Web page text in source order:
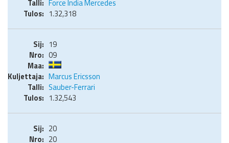
Force India Mercedes
1.32,318
19
09
Marcus Ericsson
Sauber-Ferrari
1.32,543
20
20